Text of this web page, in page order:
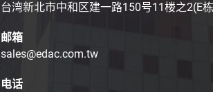
台湾新北市中和区建一路150号11楼之2(E
邮箱
sales@edac.com.tw
电话